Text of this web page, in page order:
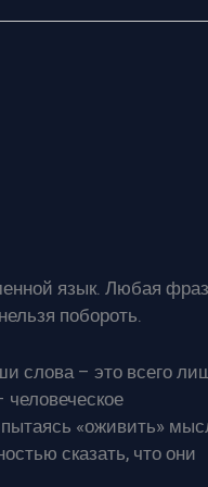
язык. Любая
побороть.
слова – это всего
пытаясь «оживить»
сказать, что они